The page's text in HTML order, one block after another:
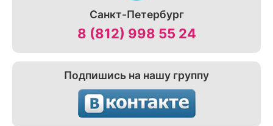
Санкт-Петербург
8 (812) 998 55 24
Подпишись на нашу группу